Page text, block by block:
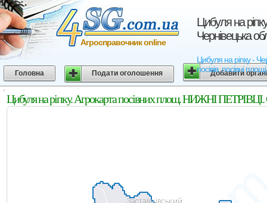
Цибуля на
Чернівецька
Цибуля на ріпку -
посівів, посівні
Агросправочник online
Головна Подати оголошення Добавити
Цибуля на ріпку. Агрокарта посівних площ. НИЖНІ ПЕТРІВЦІ.